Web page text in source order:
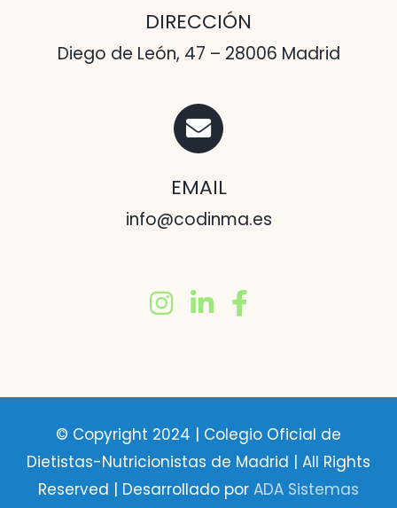
DIRECCIÓN
Diego de León, 47 – 28006 Madrid
EMAIL
info@codinma.es
© Copyright 2024 | Colegio Oficial de
Dietistas-Nutricionistas de Madrid | All Rights
Reserved | Desarrollado por ADA Sistemas